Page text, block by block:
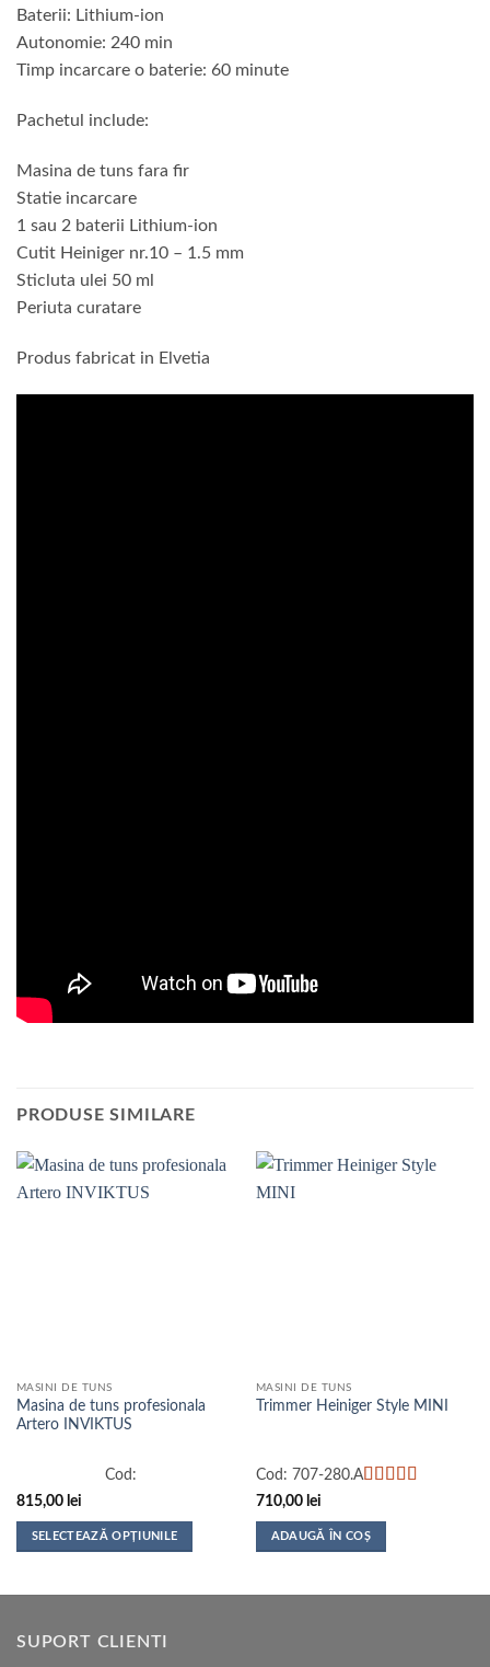
Baterii: Lithium-ion
Autonomie: 240 min
Timp incarcare o baterie: 60 minute
Pachetul include:
Masina de tuns fara fir
Statie incarcare
1 sau 2 baterii Lithium-ion
Cutit Heiniger nr.10 – 1.5 mm
Sticluta ulei 50 ml
Periuta curatare
Produs fabricat in Elvetia
PRODUSE SIMILARE
MASINI DE TUNS
Masina de tuns profesionala
Artero INVIKTUS
Cod:
815,00 lei
SELECTEAZĂ OPȚIUNILE
MASINI DE TUNS
Trimmer Heiniger Style MINI
Cod: 707-280.A
din 5
710,00 lei
ADAUGĂ ÎN COȘ
SUPORT CLIENTI